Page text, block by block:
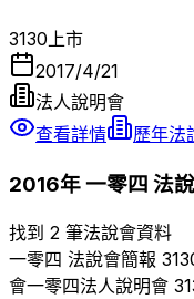
3130上市
2017/4/21
法人說明會
查看詳情
歷年法
2016年一零四 法
找到 2 筆法說會資料
一零四 法說會簡報
會一零四法人說明會